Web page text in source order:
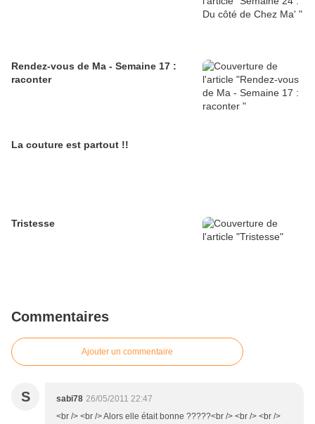
Rendez-vous de Ma - Semaine 17 :
raconter
La couture est partout !!
Tristesse
Commentaires
Ajouter un commentaire
S sabi78 26/05/2011 22:47
<br /> <br /> Alors elle était bonne ?????<br /> <br /> <br />